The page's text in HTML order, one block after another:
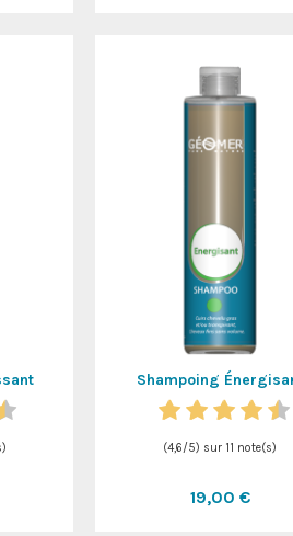
Shampoing
(4,6/5) sur 11 note(s)
19,00 €